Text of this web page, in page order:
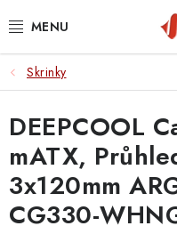
na
NOTEBOOKY
MOBILNÉ ZARIADENIA
PC A KOMPONENTY
PERIFÉRIE
Skrinky
DEEPCOOL
mATX,
3x120mm
CG330-